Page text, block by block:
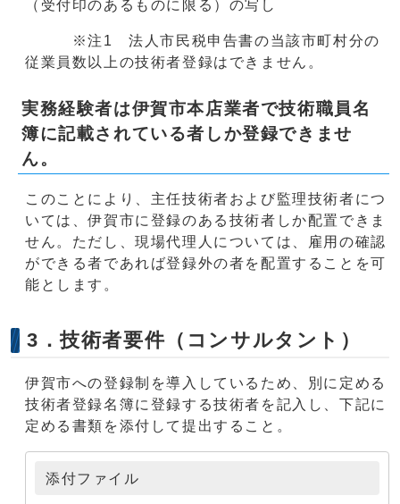
（受付印のあるものに限る）の写し
※注1 法人市民税申告書の当該市町村分の
従業員数以上の技術者登録はできません。
実務経験者は伊賀市本店業者で技術職員名
簿に記載されている者しか登録できませ
ん。
このことにより、主任技術者および監理技術者につ
いては、伊賀市に登録のある技術者しか配置できま
せん。ただし、現場代理人については、雇用の確認
ができる者であれば登録外の者を配置することを可
能とします。
3．技術者要件（コンサルタント）
伊賀市への登録制を導入しているため、別に定める
技術者登録名簿に登録する技術者を記入し、下記に
定める書類を添付して提出すること。
添付ファイル